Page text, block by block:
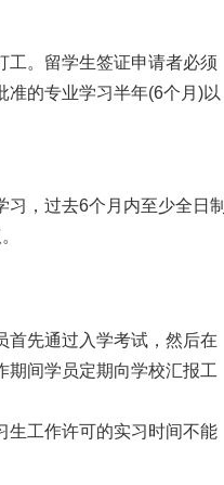
工。留学生签证申请者必须
准的专业学习半年(6个月)以
，过去6个月内至少全日制
首先通过入学考试，然后在
期间学员定期向学校汇报工
生工作许可的实习时间不能